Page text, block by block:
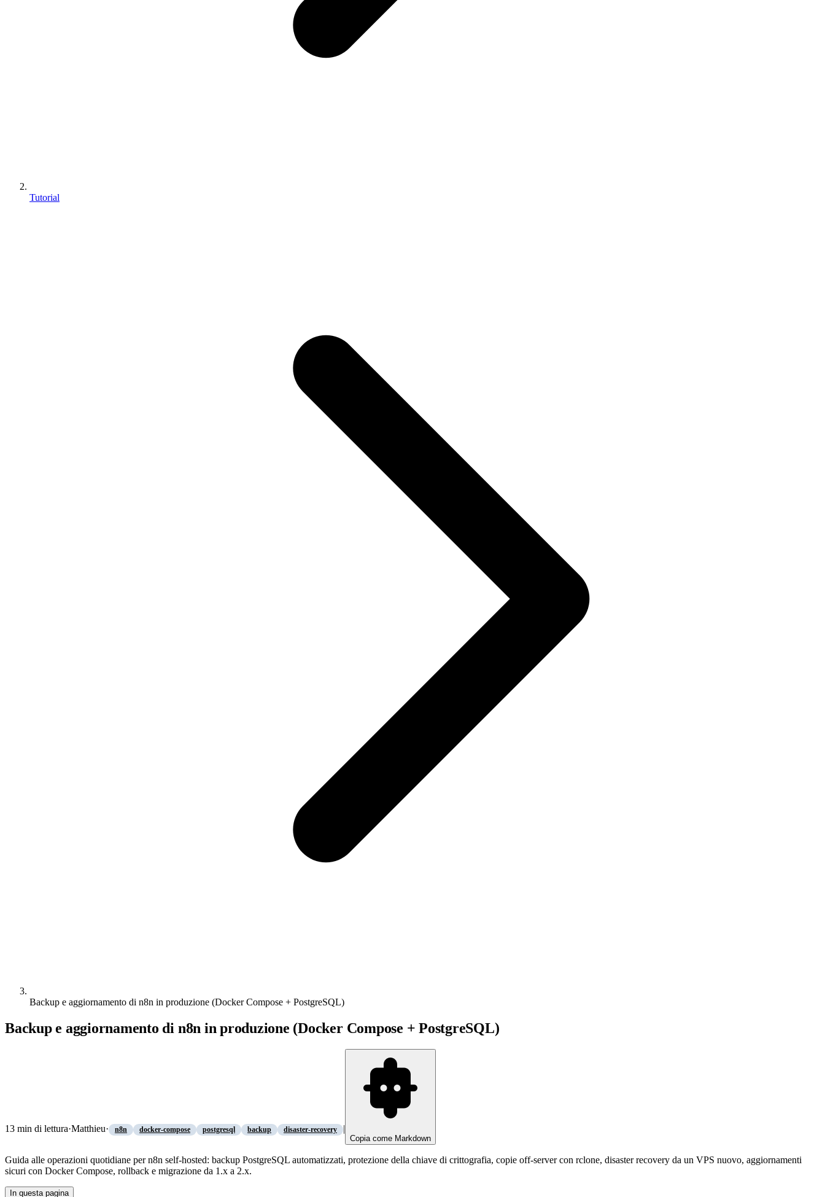
Tutorial
Backup e aggiornamento di n8n in produzione (Docker Compose + PostgreSQL)
Backup e aggiornamento di n8n in produzione (Docker Compose + PostgreSQL)
13 min di lettura·Matthieu· n8n docker-compose postgresql backup disaster-recovery |
Copia come Markdown
Guida alle operazioni quotidiane per n8n self-hosted: backup PostgreSQL automatizzati, protezione della chiave di crittografia, copie off-server con rclone, disaster recovery da un VPS nuovo, aggiornamenti
sicuri con Docker Compose, rollback e migrazione da 1.x a 2.x.
In questa pagina